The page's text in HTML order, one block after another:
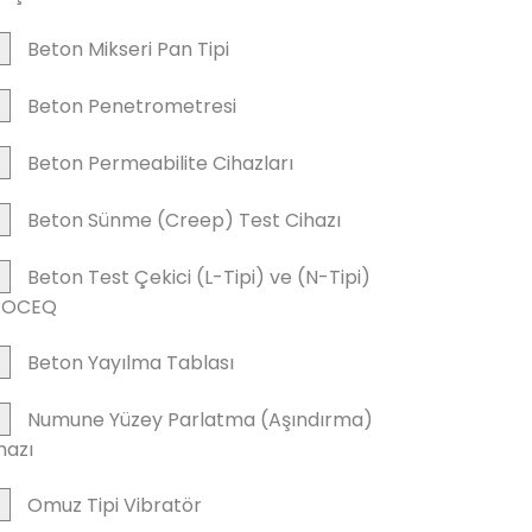
Beton Mikseri Pan Tipi
Beton Penetrometresi
Beton Permeabilite Cihazları
Beton Sünme (Creep) Test Cihazı
Beton Test Çekici (L-Tipi) ve (N-Tipi)
Beton Yayılma Tablası
Numune Yüzey Parlatma (Aşındırma)
Omuz Tipi Vibratör